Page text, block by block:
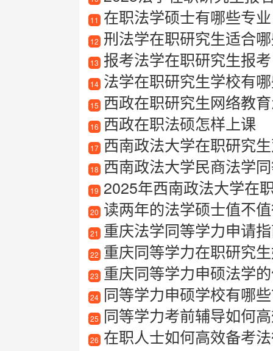
11 在职法学硕士有哪些专业
12 刑法学在职研究生适合哪
13 报考法学在职研究生报考
14 法学在职研究生学校有哪
15 西政在职研究生网络教
16 西政在职法硕怎样上课
17 西南政法大学在职研究
18 西南政法大学民商法学
19 2025年西南政法大学在
20 读两年的法学硕士值不
21 重庆法学同等学力申请指南
22 重庆同等学力在职研究
23 重庆同等学力申硕法学
24 同等学力申硕学校有哪
25 同等学力考前辅导如何
26 在职人士如何高效备考